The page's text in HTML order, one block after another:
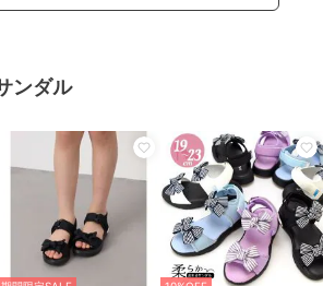
ンダル